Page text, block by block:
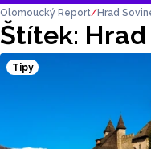
Štítek:
Olomoucký Report Hrad
Tipy